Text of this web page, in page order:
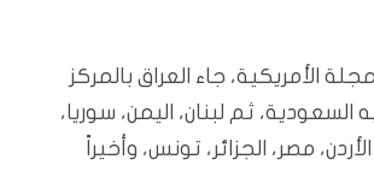
الأمريكية، جاء العراق بالمركز
السعودية، ثم لبنان، اليمن، سوريا،
مصر، الجزائر، تونس، وأخيراً